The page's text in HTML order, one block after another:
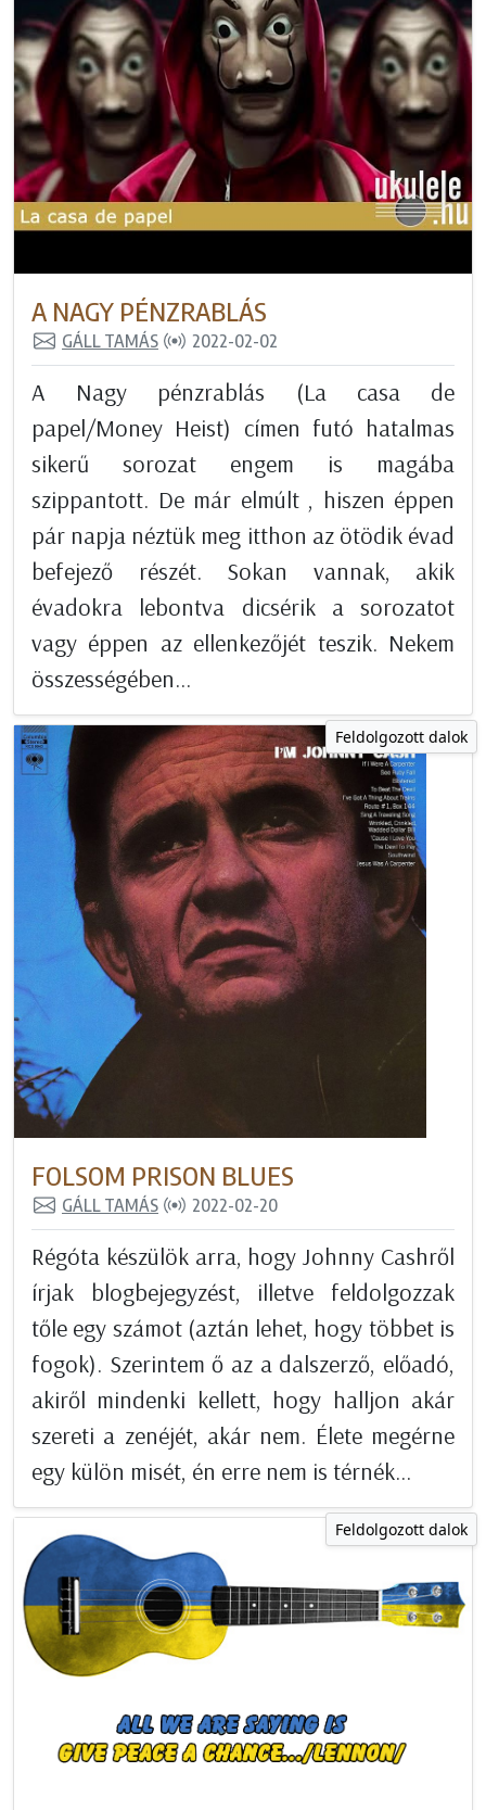
A NAGY PÉNZRABLÁS
GÁLL TAMÁS 2022-02-02
A Nagy pénzrablás (La casa de
papel/Money Heist) címen futó hatalmas
sikerű sorozat engem is magába
szippantott. De már elmúlt , hiszen éppen
pár napja néztük meg itthon az ötödik évad
befejező részét. Sokan vannak, akik
évadokra lebontva dicsérik a sorozatot
vagy éppen az ellenkezőjét teszik. Nekem
összességében...
Feldolgozott dalok
FOLSOM PRISON BLUES
GÁLL TAMÁS 2022-02-20
Régóta készülök arra, hogy Johnny Cashről
írjak blogbejegyzést, illetve feldolgozzak
tőle egy számot (aztán lehet, hogy többet is
fogok). Szerintem ő az a dalszerző, előadó,
akiről mindenki kellett, hogy halljon akár
szereti a zenéjét, akár nem. Élete megérne
egy külön misét, én erre nem is térnék...
Feldolgozott dalok